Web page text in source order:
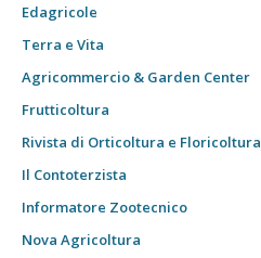
Edagricole
Terra e Vita
Agricommercio & Garden Center
Frutticoltura
Rivista di Orticoltura e Floricoltura
Il Contoterzista
Informatore Zootecnico
Nova Agricoltura